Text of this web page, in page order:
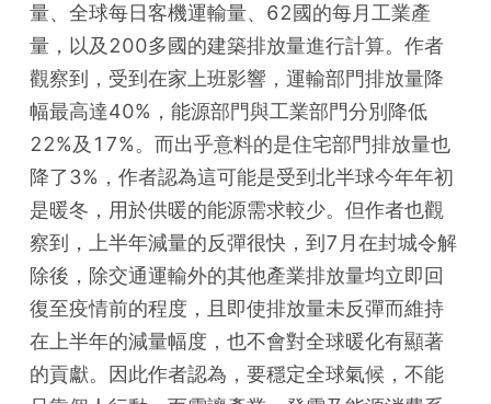
量、全球每日客機運輸量、62國的每月工業產
量，以及200多國的建築排放量進行計算。作者
觀察到，受到在家上班影響，運輸部門排放量降
幅最高達40%，能源部門與工業部門分別降低
22%及17%。而出乎意料的是住宅部門排放量也
降了3%，作者認為這可能是受到北半球今年年初
是暖冬，用於供暖的能源需求較少。但作者也觀
察到，上半年減量的反彈很快，到7月在封城令解
除後，除交通運輸外的其他產業排放量均立即回
復至疫情前的程度，且即使排放量未反彈而維持
在上半年的減量幅度，也不會對全球暖化有顯著
的貢獻。因此作者認為，要穩定全球氣候，不能